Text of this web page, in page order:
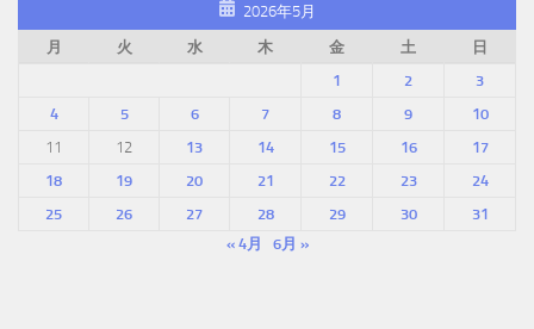
2026年5月
月
火 水 木 金 土
日
1
2
3
4
5 6 7 8 9
10
11
12 13 14 15 16
17
18
19 20 21 22 23
24
25
26 27 28 29 30
31
« 4月
6月 »